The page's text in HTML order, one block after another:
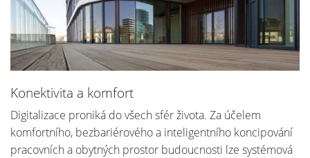
Konektivita a komfort
Digitalizace proniká do všech sfér života. Za účelem
komfortního, bezbariérového a inteligentního koncipování
pracovních a obytných prostor budoucnosti lze systémová